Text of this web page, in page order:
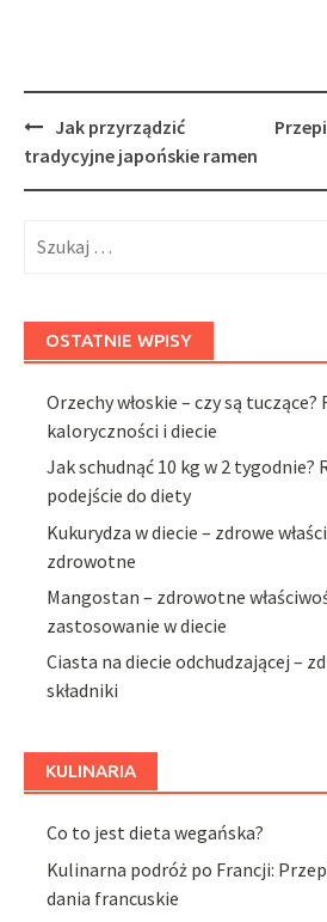
Post
navigation
Jak przyrządzić
tradycyjne japońskie ramen
OSTATNIE WPISY
Orzechy włoskie – czy są tuczące?
kaloryczności i diecie
Jak schudnąć 10 kg w 2 tygodnie?
podejście do diety
Kukurydza w diecie – zdrowe
zdrowotne
Mangostan – zdrowotne
zastosowanie w diecie
Ciasta na diecie odchudzającej –
składniki
KULINARIA
Co to jest dieta wegańska?
Kulinarna podróż po Francji:
dania francuskie